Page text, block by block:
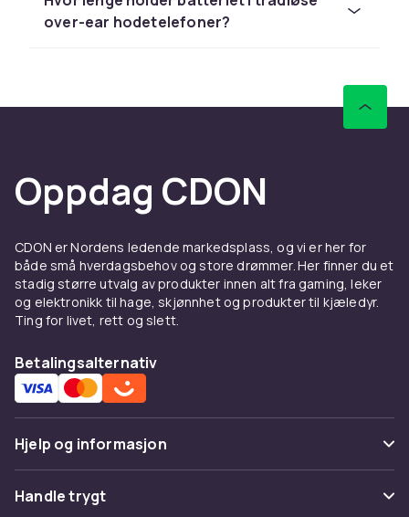
trengs.
lading. Hurtiglading gir en times lyttetid på bare
I utvalget finner du hodetelefoner fra Sony,
Bose, Sennheiser og Apple med unike
tilnærminger til lyd og komfort.
Hos CDON finner du over-ear hodetelefoner
fra ledende merker som Sony, Sennheiser,
Bose og JBL til konkurransedyktige priser. Vi
online.
Hos CDON finner du over-ear hodetelefoner
fra ledende merker som Sony, Sennheiser,
tilbyr rask levering, enkel retur og trygg handel
online.
Hos CDON finner du over-ear hodetelefoner
over-ear hodetelefoner?
Oppdag CDON
CDON er Nordens ledende markedsplass, og vi er her for
både små hverdagsbehov og store drømmer. Her finner du et
stadig større utvalg av produkter innen alt fra gaming, leker
og elektronikk til hage, skjønnhet og produkter til kjæledyr.
Ting for livet, rett og slett.
Betalingsalternativ
Hjelp og informasjon
Vanlige spørsmål
Handle trygt